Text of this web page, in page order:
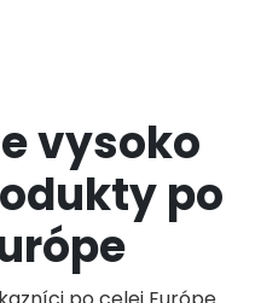
vysoko
po